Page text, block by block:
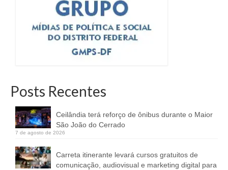
Posts Recentes
Ceilândia terá reforço de ônibus durante o Maior
São João do Cerrado
7 de agosto de 2026
Carreta itinerante levará cursos gratuitos de
comunicação, audiovisual e marketing digital para